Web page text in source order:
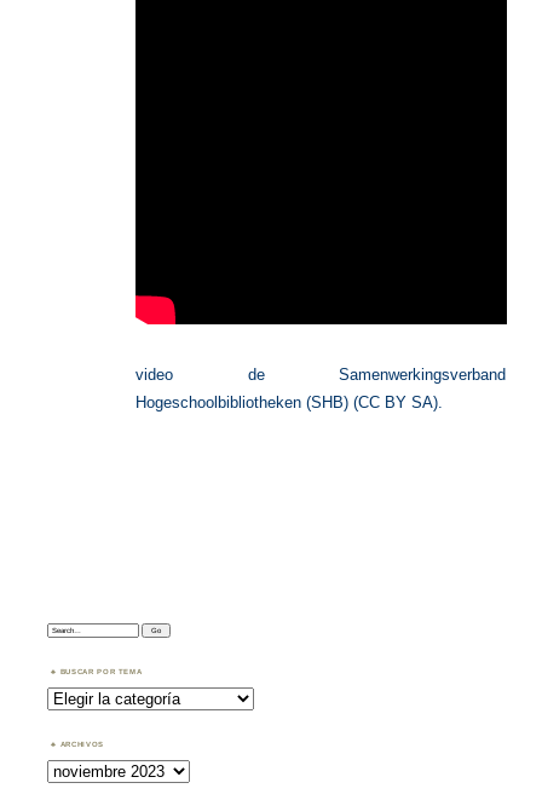
video de Samenwerkingsverband
Hogeschoolbibliotheken (SHB) (CC BY SA).
Search:
BUSCAR POR TEMA
Buscar
por
Tema
ARCHIVOS
Archivos